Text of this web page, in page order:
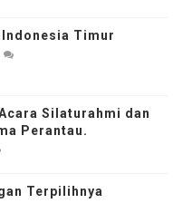
Indonesia Timur
Silaturahmi dan
Perantau.
Terpilihnya